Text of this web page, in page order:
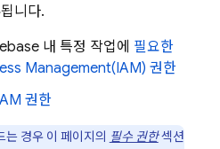
니다.
내 특정 작업에 필요한
Management(IAM) 권한
권한
는 경우 이 페이지의 필수 권한섹션